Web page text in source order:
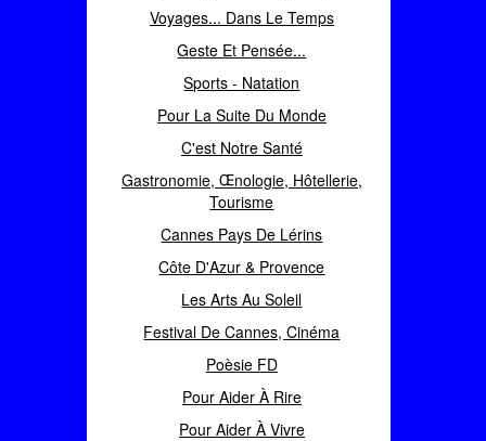
Voyages... Dans Le Temps
Geste Et Pensée...
Sports - Natation
Pour La Suite Du Monde
C'est Notre Santé
Gastronomie, Œnologie, Hôtellerie,
Tourisme
Cannes Pays De Lérins
Côte D'Azur & Provence
Les Arts Au Soleil
Festival De Cannes, Cinéma
Poèsie FD
Pour Aider À Rire
Pour Aider À Vivre